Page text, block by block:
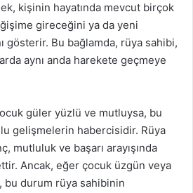
kişinin hayatında mevcut birçok
gireceğini ya da yeni
gösterir. Bu bağlamda, rüya sahibi,
aynı anda harekete geçmeye
güler yüzlü ve mutluysa, bu
gelişmelerin habercisidir. Rüya
mutluluk ve başarı arayışında
Ancak, eğer çocuk üzgün veya
bu durum rüya sahibinin